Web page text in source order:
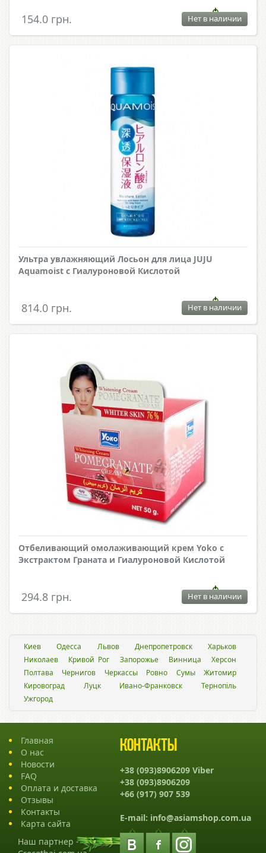
154.0 грн. Нет в наличии
Ультра увлажняющий Лосьон для лица JUJU
Aquamoist с Гиалуроновой Кислотой
814.0 грн. Нет в наличии
Отбеливающий омолаживающий крем Yoko с
Экстрактом Граната и Гиалуроновой Кислотой
294.8 грн. Нет в наличии
Киев Одесса Львов Днепропетровск
Харьков
Николаев
Кривой Рог Запорожье Винница
Херсон
Полтава
Чернигов Черкассы Ровно Сумы
Житомир
Кировоград
Луцк Ивано-Франковск
Тернопіль
Ужгород
Главная
О нас
Новости
FAQ
Оплата и доставка
Отзывы
Контакты
Карта сайта
Наш партнер -
Контакты
+38 (093)8906209 Viber
+38 (093)8906209
+66 (917) 907 539
E-mail: info@asiamshop.com.ua